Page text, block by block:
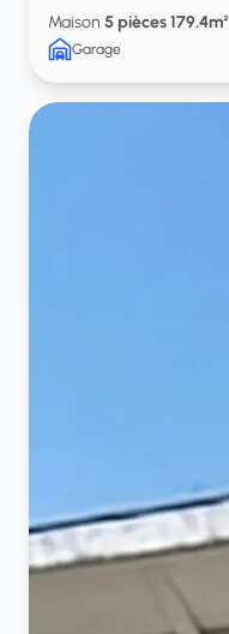
Maison 5 pièces 179.4m²
Garage